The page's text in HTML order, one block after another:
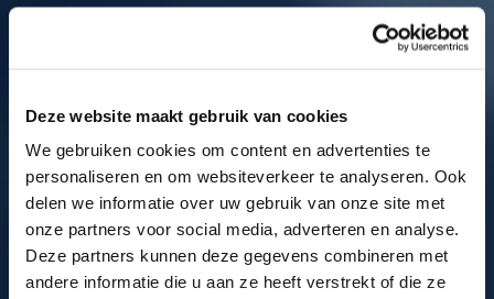
Deze website maakt gebruik van cookies
We gebruiken cookies om content en advertenties te
personaliseren en om websiteverkeer te analyseren. Ook
delen we informatie over uw gebruik van onze site met
onze partners voor social media, adverteren en analyse.
Deze partners kunnen deze gegevens combineren met
andere informatie die u aan ze heeft verstrekt of die ze